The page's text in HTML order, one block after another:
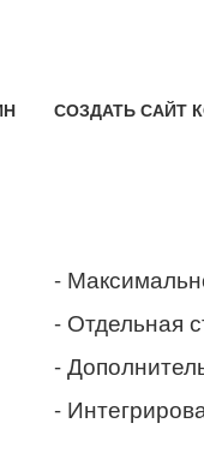
СОЗДАТЬ САЙТ
-
- Отдельная
-
-